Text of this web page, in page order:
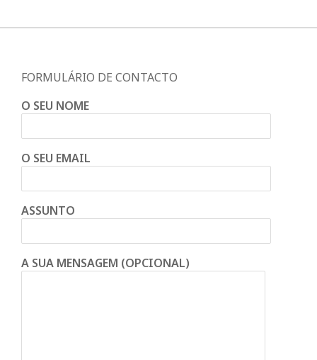
FORMULÁRIO DE CONTACTO
O SEU NOME
O SEU EMAIL
ASSUNTO
A SUA MENSAGEM (OPCIONAL)